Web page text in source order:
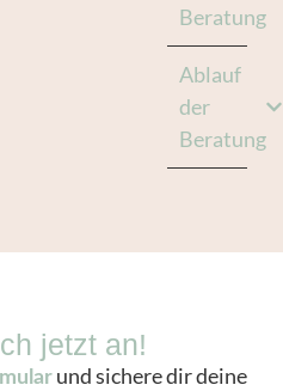
Beratung
Ablauf
der
Beratung
jetzt an!
und sichere dir deine